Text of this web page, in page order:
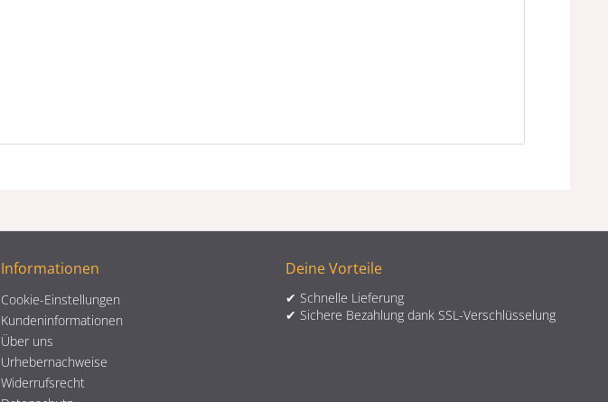
Informationen
Cookie-Einstellungen
Kundeninformationen
Über uns
Urhebernachweise
Widerrufsrecht
Deine Vorteile
✔ Schnelle Lieferung
✔ Sichere Bezahlung dank SSL-Verschlüsselung